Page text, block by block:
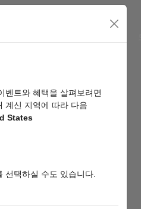
벤트와 혜택을 살펴보려면
계신 지역에 따라 다음
States
선택하실 수도 있습니다.